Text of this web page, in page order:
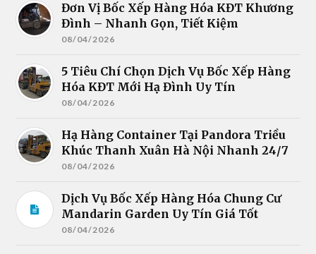
Đơn Vị Bốc Xếp Hàng Hóa KĐT Khương
Đình – Nhanh Gọn, Tiết Kiệm
08/04/2026
5 Tiêu Chí Chọn Dịch Vụ Bốc Xếp Hàng
Hóa KĐT Mới Hạ Đình Uy Tín
08/04/2026
Hạ Hàng Container Tại Pandora Triều
Khúc Thanh Xuân Hà Nội Nhanh 24/7
08/04/2026
Dịch Vụ Bốc Xếp Hàng Hóa Chung Cư
Mandarin Garden Uy Tín Giá Tốt
08/04/2026